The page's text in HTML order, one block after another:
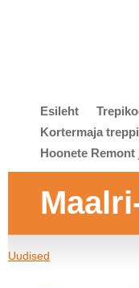
Esileht
Kortermaja
Hoonete
Uudised